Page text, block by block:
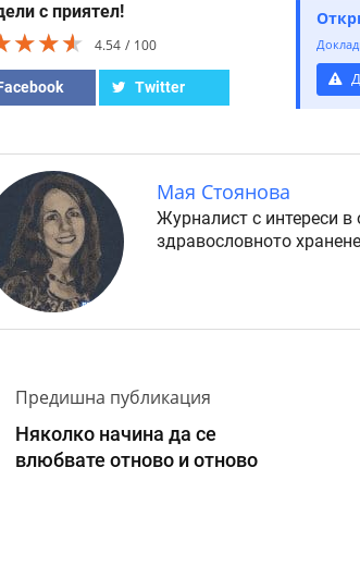
с приятел!
4.54 100
Twitter
Мая Стоянова
Журналист с интереси в
здравословното
Предишна публикация
Няколко начина да се
влюбвате отново и отново